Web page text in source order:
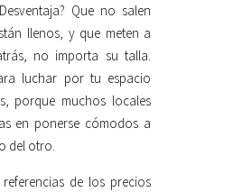
Que no salen
llenos, y que meten a
no importa su talla.
luchar por tu espacio
porque muchos locales
en ponerse cómodos a
del otro.
referencias de los precios